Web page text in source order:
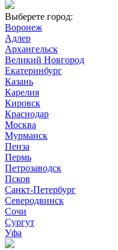
Выберете город:
Воронеж
Адлер
Архангельск
Великий Новгород
Екатеринбург
Казань
Карелия
Кировск
Краснодар
Москва
Мурманск
Пенза
Пермь
Петрозаводск
Псков
Санкт-Петербург
Северодвинск
Сочи
Сургут
Уфа